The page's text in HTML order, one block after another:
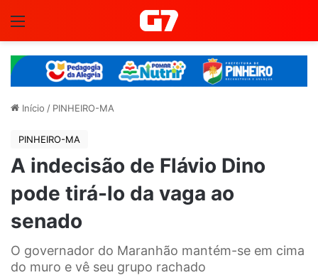
Início / PINHEIRO-MA
PINHEIRO-MA
A indecisão de Flávio Dino
pode tirá-lo da vaga ao
senado
O governador do Maranhão mantém-se em cima
do muro e vê seu grupo rachado